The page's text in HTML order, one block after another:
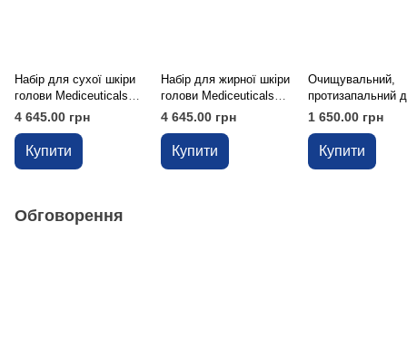
Набір для сухої шкіри
голови Mediceuticals
Scalp Treatment Kit Dry
4 645.00 грн
Купити
Набір для жирної шкіри
голови Mediceuticals
Scalp Treatment Kit
4 645.00 грн
Купити
Очищувальний,
протизапальний
Mediceuticals
TheraRX™, 250
1 650.00 грн
Купити
Обговорення